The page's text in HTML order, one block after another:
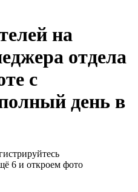
на
отдела
с
день в
6 и откроем фото